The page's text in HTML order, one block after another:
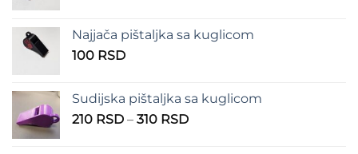
100 RSD
Najjača pištaljka sa kuglicom
100 RSD
Sudijska pištaljka sa kuglicom
210 RSD – 310 RSDRaspon